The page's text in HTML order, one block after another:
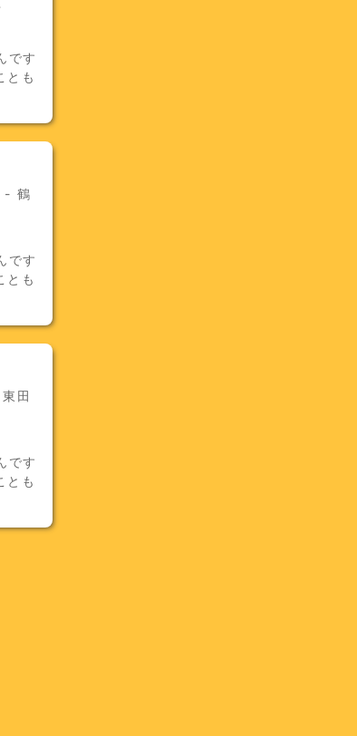
です
とも
- 鶴
です
とも
田
です
とも